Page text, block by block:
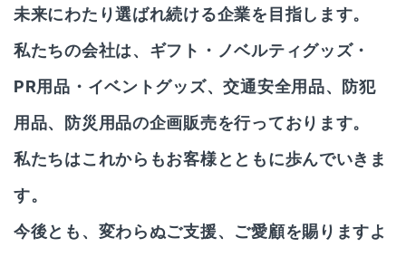
未来にわたり選ばれ続ける企業を目指します。
私たちの会社は、ギフト・ノベルティグッズ・
PR用品・イベントグッズ、交通安全用品、防犯
用品、防災用品の企画販売を行っております。
私たちはこれからもお客様とともに歩んでいきま
す。
今後とも、変わらぬご支援、ご愛顧を賜りますよ